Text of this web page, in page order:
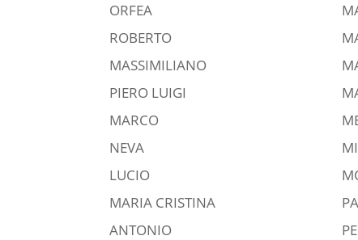
ORFEA
ROBERTO
MASSIMILIANO
PIERO LUIGI
MARCO
NEVA
LUCIO
MARIA CRISTINA
ANTONIO